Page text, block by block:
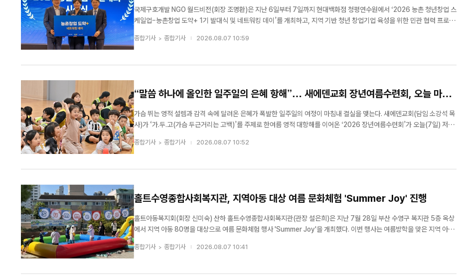
국제구호개발 NGO 월드비전(회장 조명환)은 지난 6일부터 7일까지 현대백화점 청평연수원에서 ‘2026 농촌 청년창업 스
케일업–농촌창업 도약+ 1기 발대식 및 네트워킹 데이’를 개최하고, 지역 기반 청년 창업기업 육성을 위한 민관 협력 프로젝
으로, 지역 농산물과 농촌...
종합기사 종합기사 2026.08.07 10:59
“말씀 하나에 올인한 일주일의 은혜 항해”… 새에덴교회 장년여름수련회, 오늘 마무
리
가슴 뛰는 영적 설렘과 감격 속에 달려온 은혜가 폭발한 일주일의 여정이 마침내 결실을 맺는다. 새에덴교회(담임 소강석 목
사)가 ‘가.두.고(가슴 두근거리는 고백)’를 주제로 한여름 영적 대항해를 이어온 ‘2026 장년여름수련회’가 오늘(7일) 저녁
마지막 집회를 끝으로 감동의 대장정을 마무리한다. 지난 2일 막을 올린 이래, 성도들의 심장을 뜨겁게 달군 이번 수련회는
사도신경을 주제로...
종합기사 종합기사 2026.08.07 10:52
홀트수영종합사회복지관, 지역아동 대상 여름 문화체험 'Summer Joy' 진행
홀트아동복지회(회장 신미숙) 산하 홀트수영종합사회복지관(관장 설은희)은 지난 7월 28일 부산 수영구 복지관 5층 옥상
에서 지역 아동 80명을 대상으로 여름 문화체험 행사 'Summer Joy'을 개최했다. 이번 행사는 여름방학을 맞은 지역 아동
들에게 다양한 문화체험과 건전한 여가활동의 기회를 제공하기 위해 올해 처음 마련된 프로그램으로, 계절 특성을 반영한
물놀이 활동을 중심으로 진행됐다. 복지관은 옥상 공간...
종합기사 종합기사 2026.08.07 10:41
국내외 2,000여 명 한자리에… 신길교
회 국제 청소년·청년 성령콘퍼런스 성료
“십자가 없는 복음은 없다”… 대관령
실버벨교회 김은호 목사 특별초청예배